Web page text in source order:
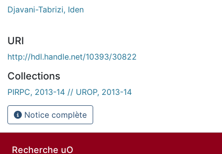
Djavani-Tabrizi, Iden
URI
http://hdl.handle.net/10393/30822
Collections
PIRPC, 2013-14 // UROP, 2013-14
Notice complète
Recherche uO